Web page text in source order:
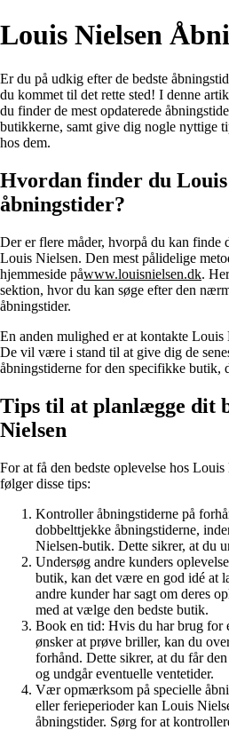
Louis Nielsen
Er du på udkig efter de bedste
du kommet til det rette sted! I denne
du finder de mest opdaterede
butikkerne, samt give dig nogle nyttige
hos dem.
Hvordan finder du Louis
åbningstider?
Der er flere måder, hvorpå du kan finde
Louis Nielsen. Den mest pålidelige
hjemmeside påwww.louisnielsen.dk.
sektion, hvor du kan søge efter den
åbningstider.
En anden mulighed er at kontakte Louis
De vil være i stand til at give dig de
åbningstiderne for den specifikke butik,
Tips til at planlægge dit
Nielsen
For at få den bedste oplevelse hos
følger disse tips:
Kontroller åbningstiderne på
dobbelttjekke åbningstiderne,
Nielsen-butik. Dette sikrer, at du
Undersøg andre kunders
butik, kan det være en god idé at
andre kunder har sagt om deres
med at vælge den bedste butik.
Book en tid: Hvis du har brug for
ønsker at prøve briller, kan du
forhånd. Dette sikrer, at du får
og undgår eventuelle ventetider.
Vær opmærksom på specielle
eller ferieperioder kan Louis
åbningstider. Sørg for at